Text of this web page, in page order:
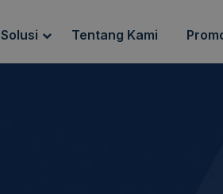
Solusi Tentang Kami